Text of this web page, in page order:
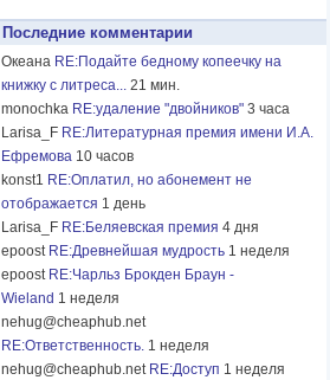
Последние комментарии
Океана RE:Подайте бедному копеечку на
книжку с литреса... 21 мин.
monochka RE:удаление "двойников" 3 часа
Larisa_F RE:Литературная премия имени И.А.
Ефремова 10 часов
konst1 RE:Оплатил, но абонемент не
отображается 1 день
Larisa_F RE:Беляевская премия 4 дня
epoost RE:Древнейшая мудрость 1 неделя
epoost RE:Чарльз Брокден Браун -
Wieland 1 неделя
nehug@cheaphub.net
RE:Ответственность. 1 неделя
nehug@cheaphub.net RE:Доступ 1 неделя